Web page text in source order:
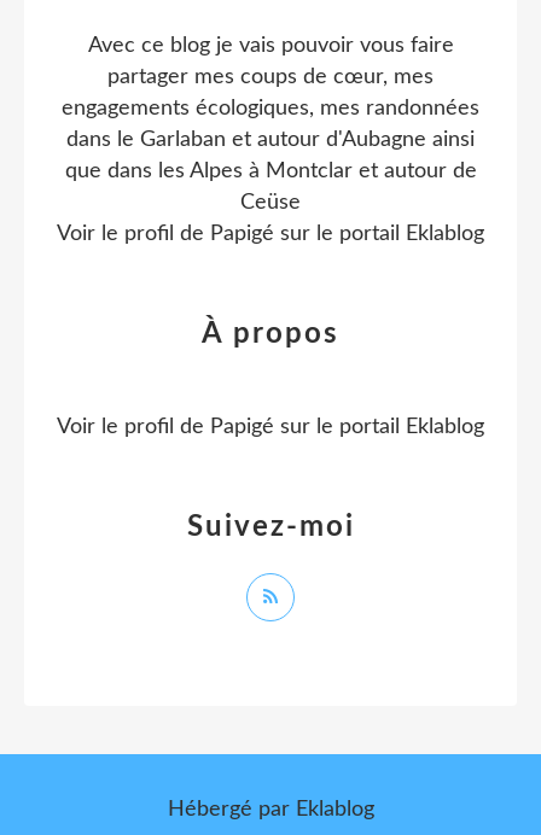
Avec ce blog je vais pouvoir vous faire
partager mes coups de cœur, mes
engagements écologiques, mes randonnées
dans le Garlaban et autour d'Aubagne ainsi
que dans les Alpes à Montclar et autour de
Ceüse
Voir le profil de Papigé sur le portail Eklablog
Suivez-moi
À propos
Voir le profil de Papigé sur le portail Eklablog
Hébergé par Eklablog